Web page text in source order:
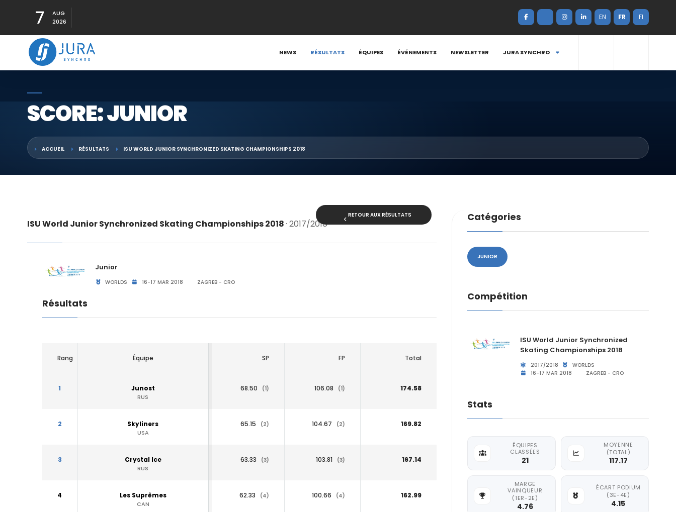
7
AUG
2026
EN FR FI
NEWS RÉSULTATS ÉQUIPES ÉVÉNEMENTS NEWSLETTER JURA SYNCHRO
SCORE: JUNIOR
ACCUEIL RÉSULTATS ISU WORLD JUNIOR SYNCHRONIZED SKATING CHAMPIONSHIPS 2018
ISU World Junior Synchronized Skating Championships 2018· 2017/2018
RETOUR AUX RÉSULTATS
Junior
WORLDS 16-17 MAR 2018 ZAGREB - CRO
Résultats
Rang Équipe SP FP Total
1 Junost
RUS
68.50 (1) 106.08 (1) 174.58
2 Skyliners
USA
65.15 (2) 104.67 (2) 169.82
3 Crystal Ice
RUS
63.33 (3) 103.81 (3) 167.14
4 Les Suprêmes
CAN
62.33 (4) 100.66 (4) 162.99
Catégories
JUNIOR
Compétition
ISU World Junior Synchronized
Skating Championships 2018
2017/2018
WORLDS
16-17 MAR 2018
ZAGREB - CRO
Stats
ÉQUIPES
CLASSÉES
21
MOYENNE
(TOTAL)
117.17
MARGE
VAINQUEUR
(1ER-2E)
4.76
ÉCART PODIUM
(3E-4E)
4.15